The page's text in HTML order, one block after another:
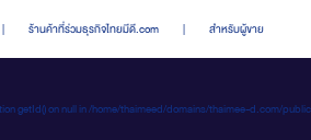
| ร้านค้าที่ร่วมธุรกิจไทยมีดี.com | สำหรับผู้ขาย
getId() on null in /home/thaimeed/domains/thaimee-d.com/